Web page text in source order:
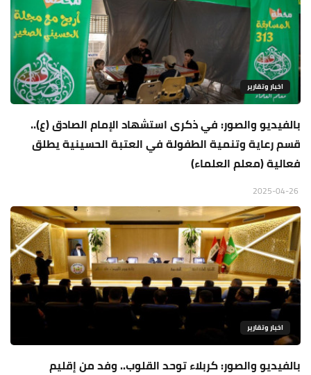
اخبار وتقارير
بالفيديو والصور: في ذكرى استشهاد الإمام الصادق (ع)..
قسم رعاية وتنمية الطفولة في العتبة الحسينية يطلق
فعالية (معلم العلماء)
اخبار وتقارير
بالفيديو والصور: كربلاء توحد القلوب.. وفد من إقليم